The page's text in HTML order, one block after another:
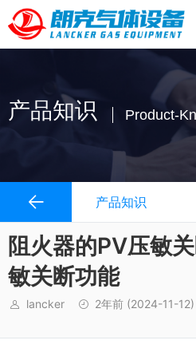
产品知识 Product-
产品知识
阻火器的PV压敏
敏关断功能
lancker 2年前 (2024-11-12)